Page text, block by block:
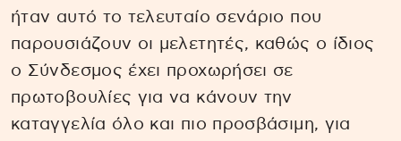
ήταν αυτό το τελευταίο σενάριο που
παρουσιάζουν οι μελετητές, καθώς ο ίδιος
ο Σύνδεσμος έχει προχωρήσει σε
πρωτοβουλίες για να κάνουν την
καταγγελία όλο και πιο προσβάσιμη, για